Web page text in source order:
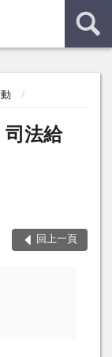
司法給
回上一頁